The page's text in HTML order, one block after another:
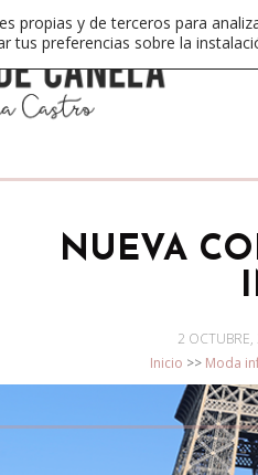
NUEVA
POSTED
2
Inicio >> Moda
propias y de terceros para
tus preferencias sobre la